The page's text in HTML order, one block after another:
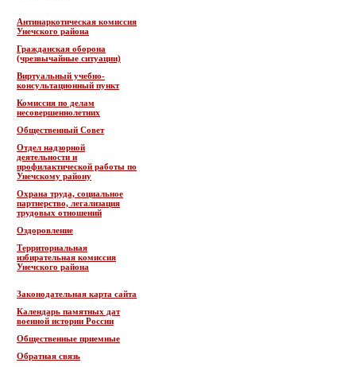
Антинаркотическая комиссия
Унечского района
Гражданская оборона
(чрезвычайные ситуации)
Виртуальный учебно-
консультационный пункт
Комиссия по делам
несовершеннолетних
Общественный Совет
Отдел надзорной
деятельности и
профилактической работы по
Унечскому району
Охрана труда, социальное
партнерство, легализация
трудовых отношений
Оздоровление
Территориальная
избирательная комиссия
Унечского района
Законодательная карта сайта
Календарь памятных дат
военной истории России
Общественные приемные
Обратная связь